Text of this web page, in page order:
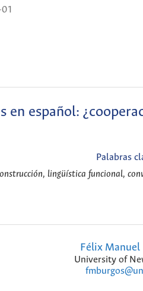
en español:
Palabras
lingüística funcional,
Félix Manuel
University of